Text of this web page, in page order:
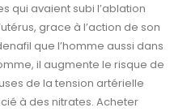
qui avaient subi l’ablation
grace à l’action de son
que l’homme aussi dans
il augmente le risque de
de la tension artérielle
à des nitrates. Acheter